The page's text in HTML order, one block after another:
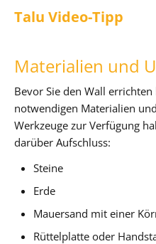
Talu Video-Tipp
Materialien und
Bevor Sie den Wall
notwendigen Materialien
Werkzeuge zur Verfügung
darüber Aufschluss:
Steine
Erde
Mauersand mit einer
Rüttelplatte oder